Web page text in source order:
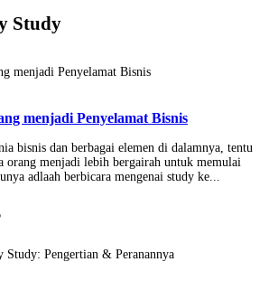
Study
menjadi Penyelamat Bisnis
bisnis dan berbagai elemen di dalamnya, tentu
orang menjadi lebih bergairah untuk memulai
adlaah berbicara mengenai study ke...